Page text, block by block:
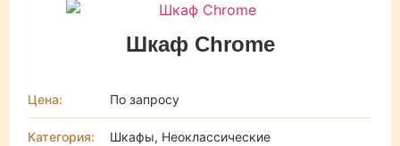
Шкаф Chrome
Цена: По запросу
Категория: Шкафы, Неоклассические